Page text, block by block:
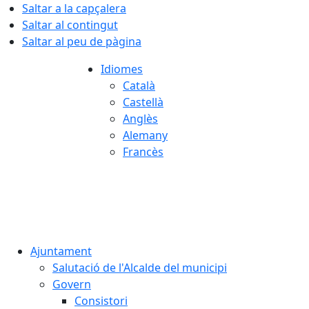
Saltar a la capçalera
Saltar al contingut
Saltar al peu de pàgina
Idiomes
Català
Castellà
Anglès
Alemany
Francès
Ajuntament
Salutació de l'Alcalde del municipi
Govern
Consistori